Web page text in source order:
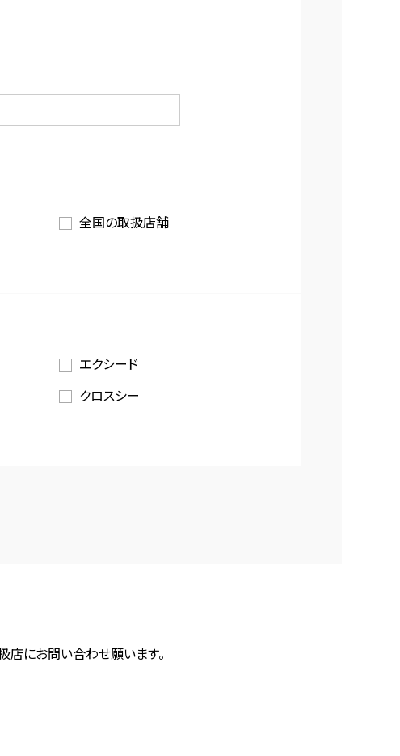
全国の取扱店舗
エクシード
クロスシー
店にお問い合わせ願います。